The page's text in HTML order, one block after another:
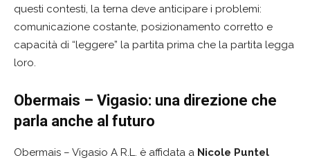
questi contesti, la terna deve anticipare i problemi:
comunicazione costante, posizionamento corretto e
capacità di “leggere” la partita prima che la partita legga
loro.
Obermais – Vigasio: una direzione che
parla anche al futuro
Obermais – Vigasio A R.L. è affidata a Nicole Puntel